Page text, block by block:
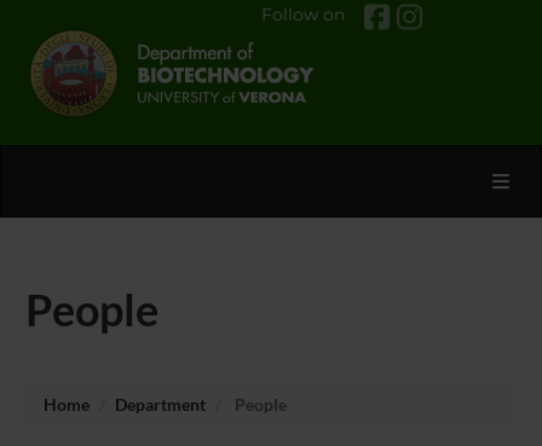
Follow on
People
Home Department People